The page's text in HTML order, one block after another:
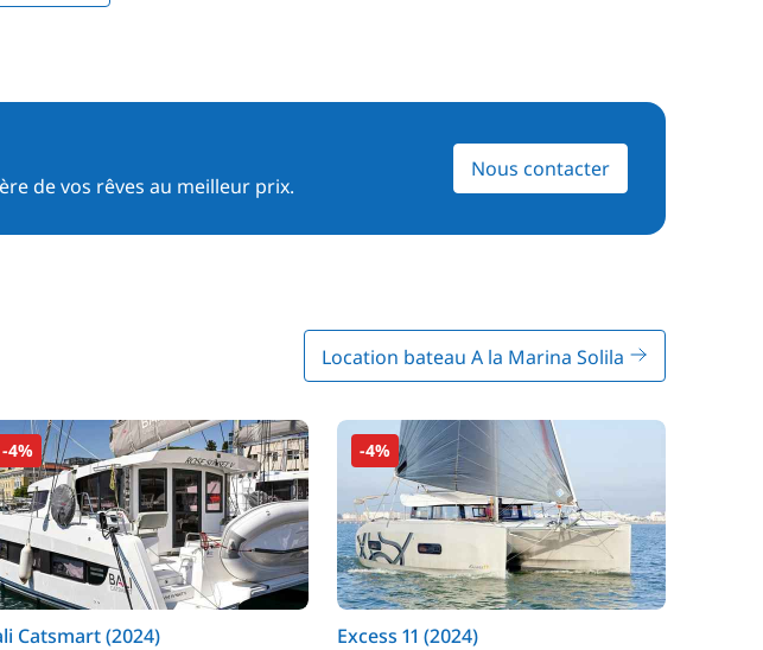
de vos rêves au meilleur prix.
Nous contacter
Location bateau A la Marina Solila
-4%
Catsmart (2024)
-4%
Excess 11 (2024)